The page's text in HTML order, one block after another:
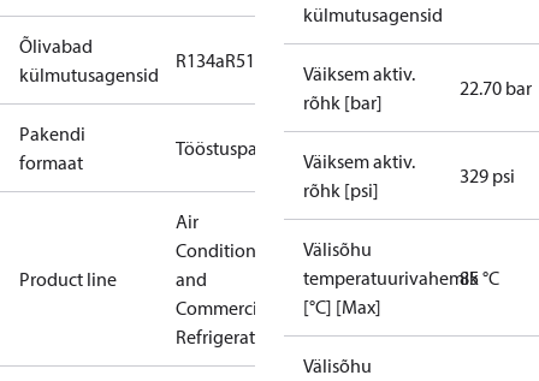
Õlivabad
külmutusagensid
R134aR513A
Pakendi
formaat
Tööstuspakend
Product line
Air
Conditioning
and
Commercial
Refrigeration
külmutusagensid
Väiksem aktiv.
rõhk [bar]
22.70 bar
Väiksem aktiv.
rõhk [psi]
329 psi
Välisõhu
temperatuurivahemik
[°C] [Max]
85 °C
Välisõhu